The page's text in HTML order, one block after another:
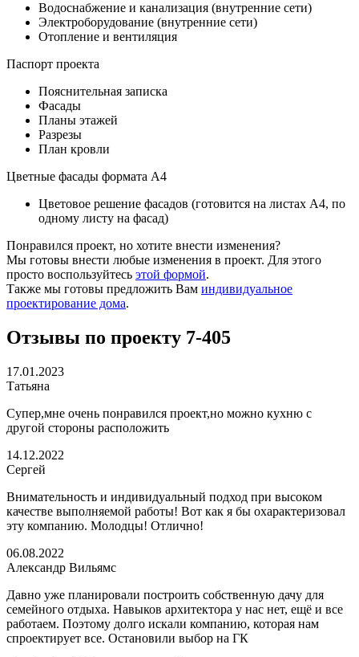
Водоснабжение и канализация (внутренние сети)
Электроборудование (внутренние сети)
Отопление и вентиляция
Паспорт проекта
Пояснительная записка
Фасады
Планы этажей
Разрезы
План кровли
Цветные фасады формата А4
Цветовое решение фасадов (готовится на листах А4, по
одному листу на фасад)
Понравился проект, но хотите внести изменения?
Мы готовы внести любые изменения в проект. Для этого
просто воспользуйтесь этой формой.
Также мы готовы предложить Вам индивидуальное
проектирование дома.
Отзывы по проекту 7-405
17.01.2023
Татьяна
Супер,мне очень понравился проект,но можно кухню с
другой стороны расположить
14.12.2022
Сергей
Внимательность и индивидуальный подход при высоком
качестве выполняемой работы! Вот как я бы охарактеризовал
эту компанию. Молодцы! Отлично!
06.08.2022
Александр Вильямс
Давно уже планировали построить собственную дачу для
семейного отдыха. Навыков архитектора у нас нет, ещё и все
работаем. Поэтому долго искали компанию, которая нам
спроектирует все. Остановили выбор на ГК